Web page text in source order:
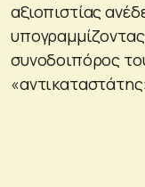
αξιοπιστίας
συνοδοιπόρος